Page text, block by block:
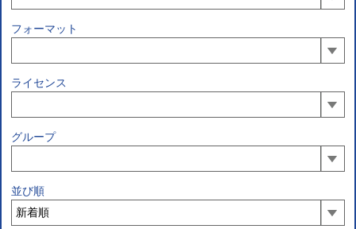
フォーマット
ライセンス
グループ
並び順